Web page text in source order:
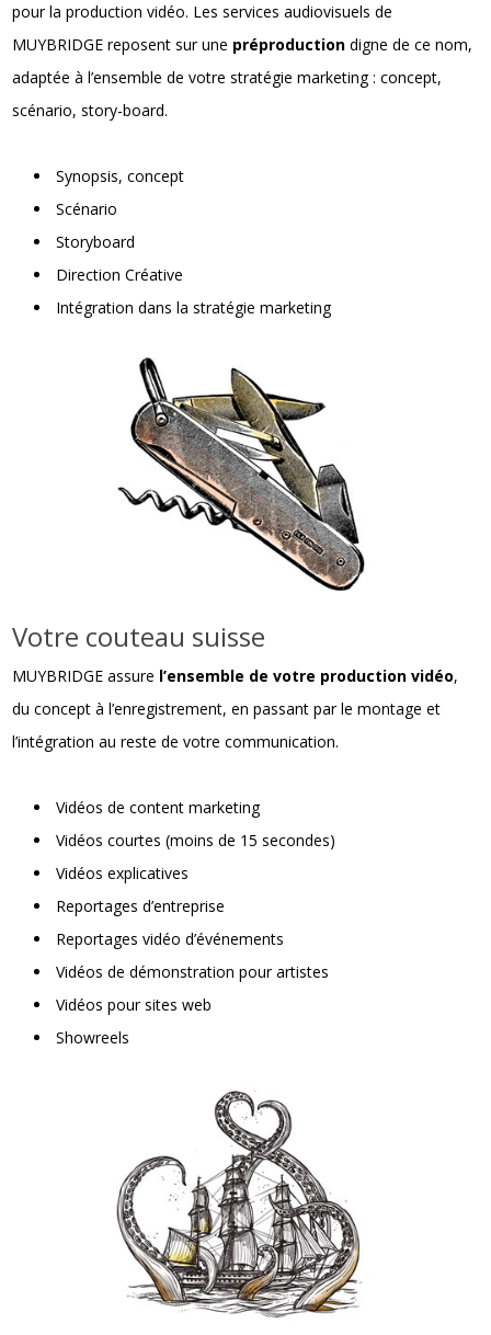
pour la production vidéo. Les services audiovisuels de
MUYBRIDGE reposent sur une préproduction digne de ce nom,
adaptée à l’ensemble de votre stratégie marketing : concept,
scénario, story-board.
Synopsis, concept
Scénario
Storyboard
Direction Créative
Intégration dans la stratégie marketing
Votre couteau suisse
MUYBRIDGE assure l’ensemble de votre production vidéo,
du concept à l’enregistrement, en passant par le montage et
l’intégration au reste de votre communication.
Vidéos de content marketing
Vidéos courtes (moins de 15 secondes)
Vidéos explicatives
Reportages d’entreprise
Reportages vidéo d’événements
Vidéos de démonstration pour artistes
Vidéos pour sites web
Showreels